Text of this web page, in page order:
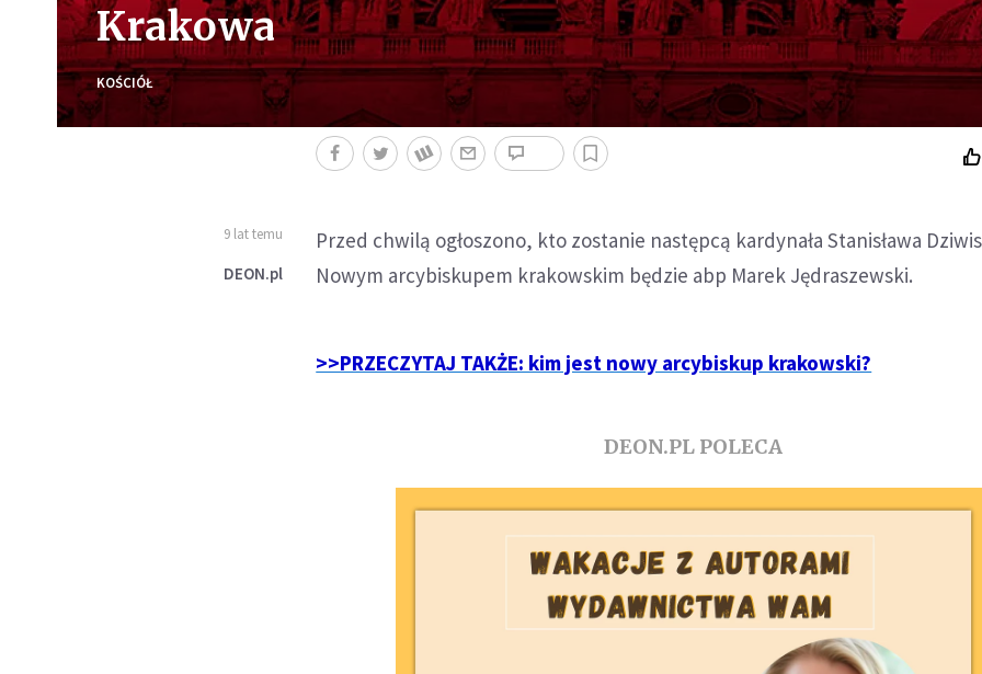
Krakowa
KOŚCIÓŁ
9 lat temu
DEON.pl
Przed chwilą ogłoszono, kto zostanie następcą kardynała Stanisława
Nowym arcybiskupem krakowskim będzie abp Marek Jędraszewski.
>>PRZECZYTAJ TAKŻE: kim jest nowy arcybiskup krakowski?
DEON.PL POLECA